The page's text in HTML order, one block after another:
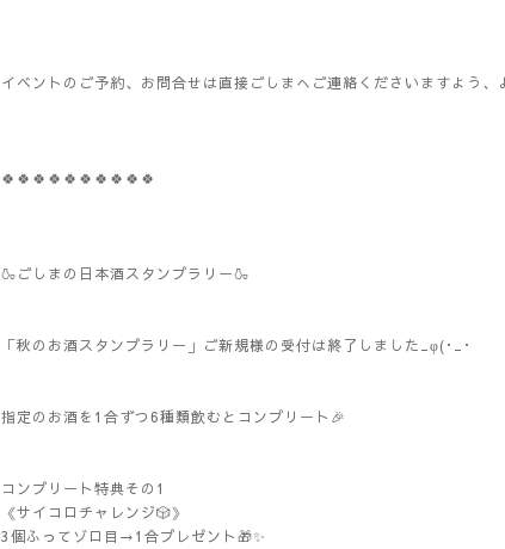
イベントのご予約、お問合せは直接ごしまへご連絡くださいますよう
🍀🍀🍀🍀🍀🍀🍀🍀🍀🍀
🍶ごしまの日本酒スタンプラリー🍶
「秋のお酒スタンプラリー」ご新規様の受付は終了しました_φ(･_･
指定のお酒を1合ずつ6種類飲むとコンプリート🎉
コンプリート特典その1
《サイコロチャレンジ🎲》
3個ふってゾロ目→1合プレゼント🎁✨